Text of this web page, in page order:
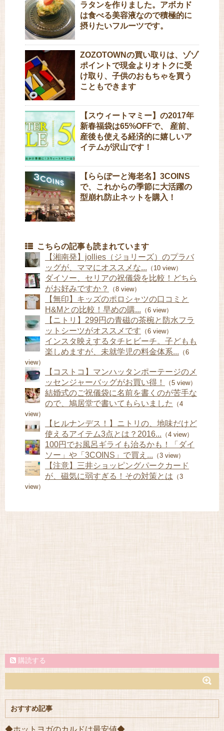
ラタンを作りました。アボカド
は食べる美容液なので積極的に
摂りたいフルーツです。
ZOZOTOWNの買い取りは、ゾゾ
ポイントで現金よりオトクに受
け取り、子供のおもちゃを買う
こともできます
【スウィートマミー】の2017年
新春福袋は65%OFFで、 産前、
産後も使える経済的に嬉しいア
イテムが沢山です！
【ららぽーと海老名】3COINS
で、これからの季節に大活躍の
型崩れ防止ネットを購入！
こちらの記事も読まれています
【湘南発】jollies（ジョリーズ）のプラバ
ッグが、ママにオススメな... （10 view）
ダイソー、セリアの祝儀袋を比較！どちら
がお好みですか？
（8 view）
【無印】キッズのポロシャツの口コミと
H&Mとの比較！早めの購... （6 view）
【ニトリ】299円の青磁の茶椀と防水フラ
ットシーツがオススメです （6 view）
インスタ映えするタチヒビーチ。子どもも
楽しめますが、未就学児の料金体系... （6
view）
【コストコ】マンハッタンポーテージのメ
ッセンジャーバッグがお買い得！
（5 view）
結婚式のご祝儀袋に名前を書くのが苦手な
ので、鳩居堂で書いてもらいました
（4
view）
【ヒルナンデス！】ニトリの、地味だけど
使えるアイテム3点とは？2016... （4 view）
100円でお風呂ギライも治るかも！「ダイ
ソー」や「3COINS」で買え... （3 view）
【注意】三井ショッピングパークカード
が、磁気に弱すぎる！その対策とは （3
view）
購読する
おすすめ記事